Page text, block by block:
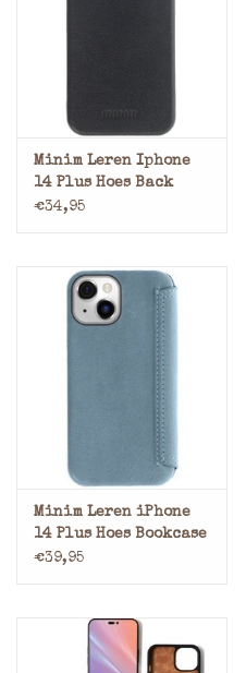
Minim Leren Iphone
14 Plus Hoes Back
Cover Zwart
€34,95
Minim Leren iPhone
14 Plus Hoes Bookcase
Blauw
€39,95